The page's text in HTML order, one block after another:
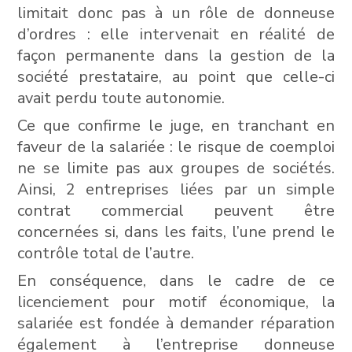
limitait donc pas à un rôle de donneuse
d’ordres : elle intervenait en réalité de
façon permanente dans la gestion de la
société prestataire, au point que celle-ci
avait perdu toute autonomie.
Ce que confirme le juge, en tranchant en
faveur de la salariée : le risque de coemploi
ne se limite pas aux groupes de sociétés.
Ainsi, 2 entreprises liées par un simple
contrat commercial peuvent être
concernées si, dans les faits, l’une prend le
contrôle total de l’autre.
En conséquence, dans le cadre de ce
licenciement pour motif économique, la
salariée est fondée à demander réparation
également à l’entreprise donneuse